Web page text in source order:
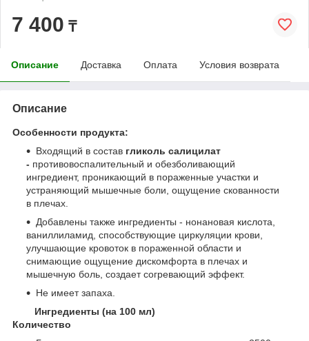
7 400 ₸
Описание Доставка Оплата Условия возврата
Описание
Особенности продукта:
Входящий в состав гликоль салицилат
- противовоспалительный и обезболивающий
ингредиент, проникающий в пораженные участки и
устраняющий мышечные боли, ощущение скованности
в плечах.
Добавлены также ингредиенты - нонановая кислота,
ваниллиламид, способствующие циркуляции крови,
улучшающие кровоток в пораженной области и
снимающие ощущение дискомфорта в плечах и
мышечную боль, создает согревающий эффект.
Не имеет запаха.
Ингредиенты (на 100 мл)
Количество